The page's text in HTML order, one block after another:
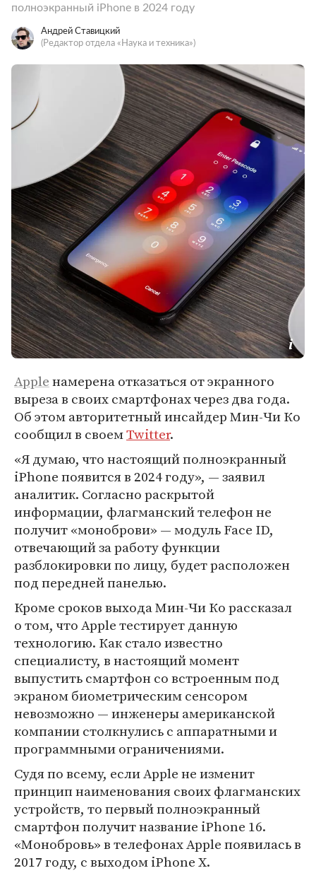
полноэкранный iPhone в 2024 году
Андрей Ставицкий
(Редактор отдела «Наука и техника»)
Appleнамерена отказаться от экранного
выреза в своих смартфонах через два года.
Об этом авторитетный инсайдер Мин-Чи Ко
сообщил в своемTwitter.
«Я думаю, что настоящий полноэкранный
iPhone появится в 2024 году», — заявил
аналитик. Согласно раскрытой
информации, флагманский телефон не
получит «моноброви» — модуль Face ID,
отвечающий за работу функции
разблокировки по лицу, будет расположен
под передней панелью.
Кроме сроков выхода Мин-Чи Ко рассказал
о том, что Apple тестирует данную
технологию. Как стало известно
специалисту, в настоящий момент
выпустить смартфон со встроенным под
экраном биометрическим сенсором
невозможно — инженеры американской
компании столкнулись с аппаратными и
программными ограничениями.
Судя по всему, если Apple не изменит
принцип наименования своих флагманских
устройств, то первый полноэкранный
смартфон получит название iPhone 16.
«Монобровь» в телефонах Apple появилась в
2017 году, с выходом iPhone X.